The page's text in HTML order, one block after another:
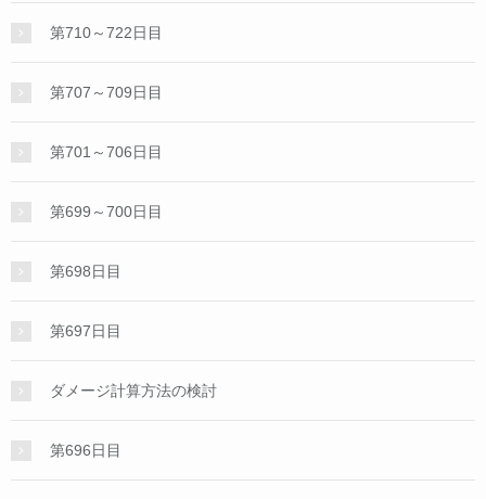
第710～722日目
第707～709日目
第701～706日目
第699～700日目
第698日目
第697日目
ダメージ計算方法の検討
第696日目